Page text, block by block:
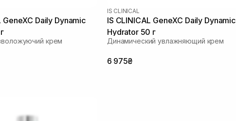
GeneXC Daily Dynamic
крем
IS CLINICAL
IS CLINICAL GeneXC Daily Dynamic
Hydrator 50 г
Динамический увлажняющий крем
6 975₴